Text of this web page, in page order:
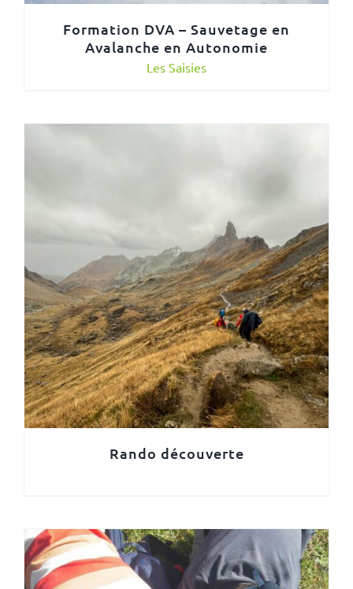
Formation DVA – Sauvetage en
Avalanche en Autonomie
Les Saisies
Rando découverte